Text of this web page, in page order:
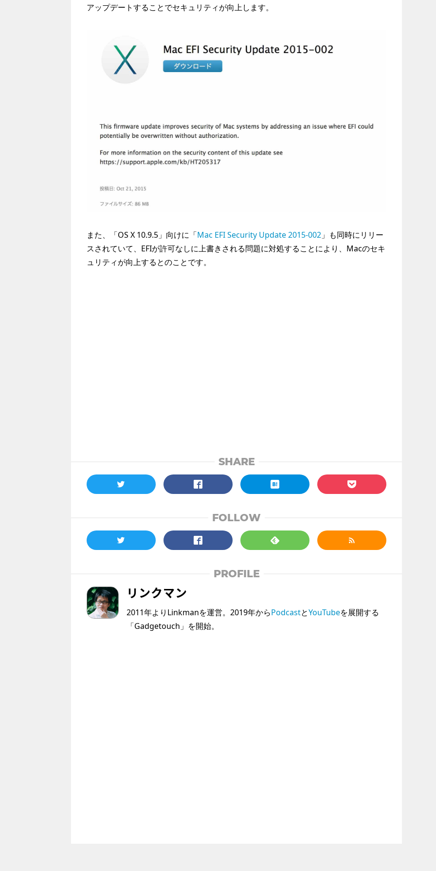
アップデートすることでセキュリティが向上します。
また、「OS X 10.9.5」向けに「Mac EFI Security Update 2015-002 」も同時にリリー
スされていて、EFIが許可なしに上書きされる問題に対処することにより、Macのセキ
ュリティが向上するとのことです。
SHARE
FOLLOW
PROFILE
リンクマン
2011年よりLinkmanを運営。2019年からPodcastとYouTubeを展開する
「Gadgetouch」を開始。